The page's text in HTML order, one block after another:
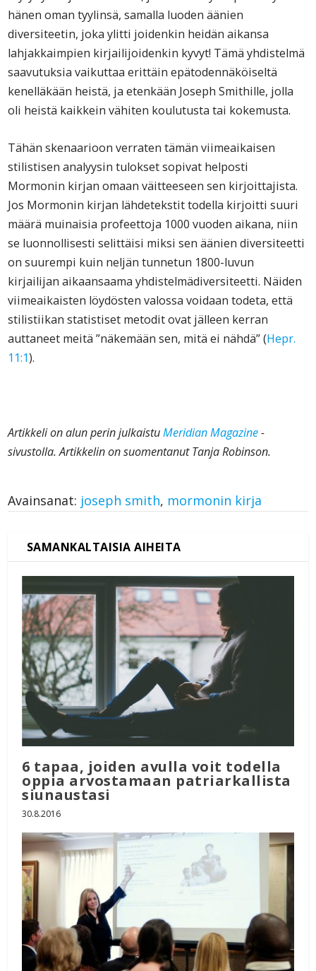
hänen oman tyylinsä, samalla luoden äänien
diversiteetin, joka ylitti joidenkin heidän aikansa
lahjakkaimpien kirjailijoidenkin kyvyt! Tämä yhdistelmä
saavutuksia vaikuttaa erittäin epätodennäköiseltä
kenelläkään heistä, ja etenkään Joseph Smithille, jolla
oli heistä kaikkein vähiten koulutusta tai kokemusta.
Tähän skenaarioon verraten tämän viimeaikaisen
stilistisen analyysin tulokset sopivat helposti
Mormonin kirjan omaan väitteeseen sen kirjoittajista.
Jos Mormonin kirjan lähdetekstit todella kirjoitti suuri
määrä muinaisia profeettoja 1000 vuoden aikana, niin
se luonnollisesti selittäisi miksi sen äänien diversiteetti
on suurempi kuin neljän tunnetun 1800-luvun
kirjailijan aikaansaama yhdistelmädiversiteetti. Näiden
viimeaikaisten löydösten valossa voidaan todeta, että
stilistiikan statistiset metodit ovat jälleen kerran
auttaneet meitä ”näkemään sen, mitä ei nähdä” (Hepr.
11:1).
Artikkeli on alun perin julkaistuMeridian Magazine-
sivustolla. Artikkelin on suomentanut Tanja Robinson.
Avainsanat: joseph smith, mormonin kirja
6 tapaa, joiden avulla voit todella
oppia arvostamaan patriarkallista
siunaustasi
30.8.2016